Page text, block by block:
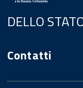
DELLO
Contatti